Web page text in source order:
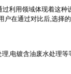
利用领域体现着这种
在通过对比后,选择的
,电镀含油废水处理等